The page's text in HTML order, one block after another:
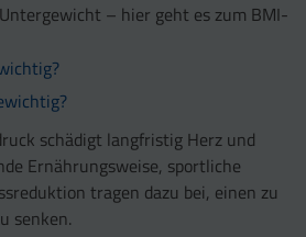
– hier geht es zum BMI-
schädigt langfristig Herz und
Ernährungsweise, sportliche
tragen dazu bei, einen zu
senken.